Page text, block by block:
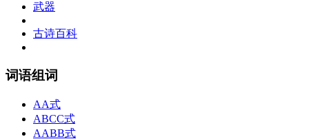
武器
古诗百科
词语组词
AA式
ABCC式
AABB式